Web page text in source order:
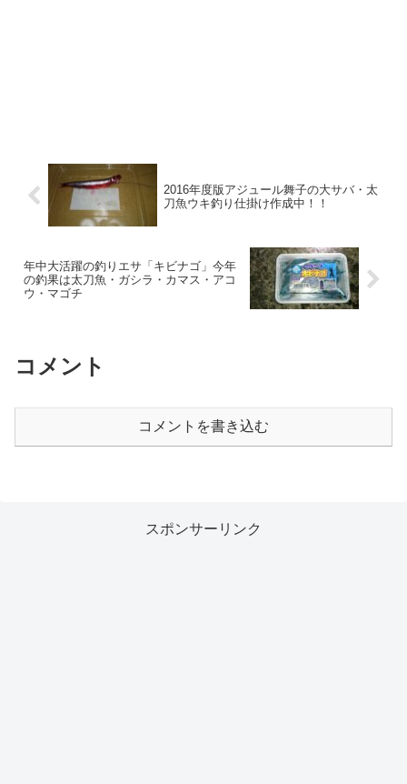
2016年度版アジュール舞子の大サバ・太
刀魚ウキ釣り仕掛け作成中！！
年中大活躍の釣りエサ「キビナゴ」今年
の釣果は太刀魚・ガシラ・カマス・アコ
ウ・マゴチ
コメント
コメントを書き込む
スポンサーリンク